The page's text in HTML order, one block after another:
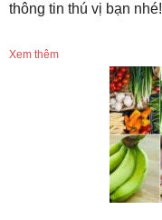
thông tin thú vị bạn nhé!
Xem thêm